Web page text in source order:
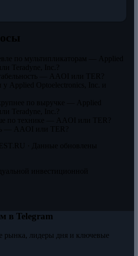
в Telegram
рынка, лидеры дня и ключевые